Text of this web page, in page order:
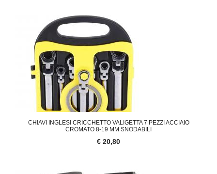
CHIAVI INGLESI CRICCHETTO VALIGETTA 7 PEZZI ACCIAIO
CROMATO 8-19 MM SNODABILI
€ 20,80